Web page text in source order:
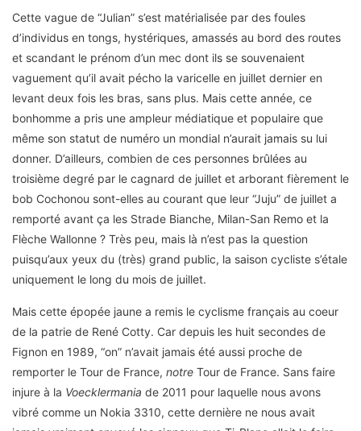
Cette vague de “Julian” s’est matérialisée par des foules
d’individus en tongs, hystériques, amassés au bord des routes
et scandant le prénom d’un mec dont ils se souvenaient
vaguement qu’il avait pécho la varicelle en juillet dernier en
levant deux fois les bras, sans plus. Mais cette année, ce
bonhomme a pris une ampleur médiatique et populaire que
même son statut de numéro un mondial n’aurait jamais su lui
donner. D’ailleurs, combien de ces personnes brûlées au
troisième degré par le cagnard de juillet et arborant fièrement le
bob Cochonou sont-elles au courant que leur “Juju” de juillet a
remporté avant ça les Strade Bianche, Milan-San Remo et la
Flèche Wallonne ? Très peu, mais là n’est pas la question
puisqu’aux yeux du (très) grand public, la saison cycliste s’étale
uniquement le long du mois de juillet.
Mais cette épopée jaune a remis le cyclisme français au coeur
de la patrie de René Cotty. Car depuis les huit secondes de
Fignon en 1989, “on” n’avait jamais été aussi proche de
remporter le Tour de France, notre Tour de France. Sans faire
injure à la Voecklermania de 2011 pour laquelle nous avons
vibré comme un Nokia 3310, cette dernière ne nous avait